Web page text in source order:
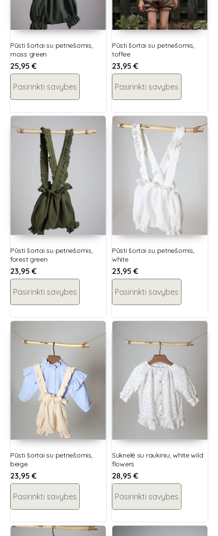
Pūsti šortai su petnešomis,
moss green
25,95 €
Pasirinkti savybes
Pūsti šortai su petnešomis,
toffee
23,95 €
Pasirinkti savybes
Pūsti šortai su petnešomis,
forest green
23,95 €
Pasirinkti savybes
Pūsti šortai su petnešomis,
white
23,95 €
Pasirinkti savybes
Pūsti šortai su petnešomis,
beige
23,95 €
Pasirinkti savybes
Suknelė su raukiniu, white wild
flowers
28,95 €
Pasirinkti savybes